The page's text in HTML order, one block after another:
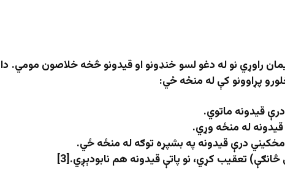
راوړي نو له دغو لسو خنډونو او قیدونو څخه خلاصون مومي. دا
پړاوونو کې له منځه ځي: